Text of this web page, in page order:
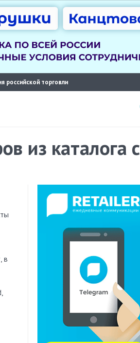
российской торговли
из каталога с
в